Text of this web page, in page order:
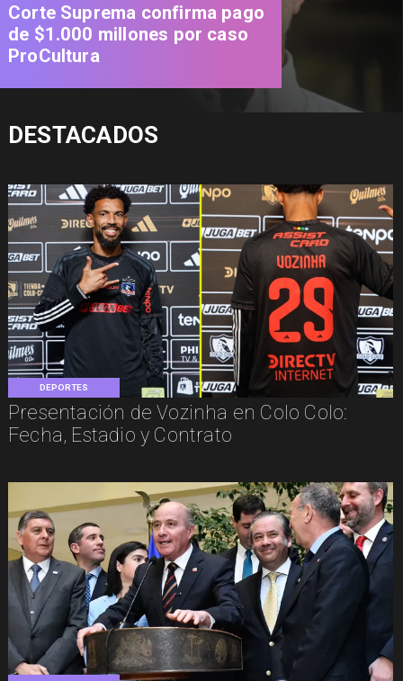
DEPORTES
Presentación de Vozinha en Colo Colo:
Fecha, Estadio y Contrato
Corte Suprema confirma pago
de $1.000 millones por caso
ProCultura
DESTACADOS